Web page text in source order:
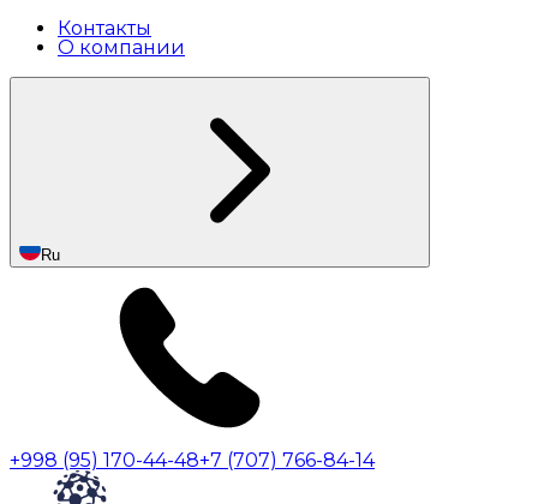
Контакты
О компании
Ru
+998 (95) 170-44-48+7 (707) 766-84-14